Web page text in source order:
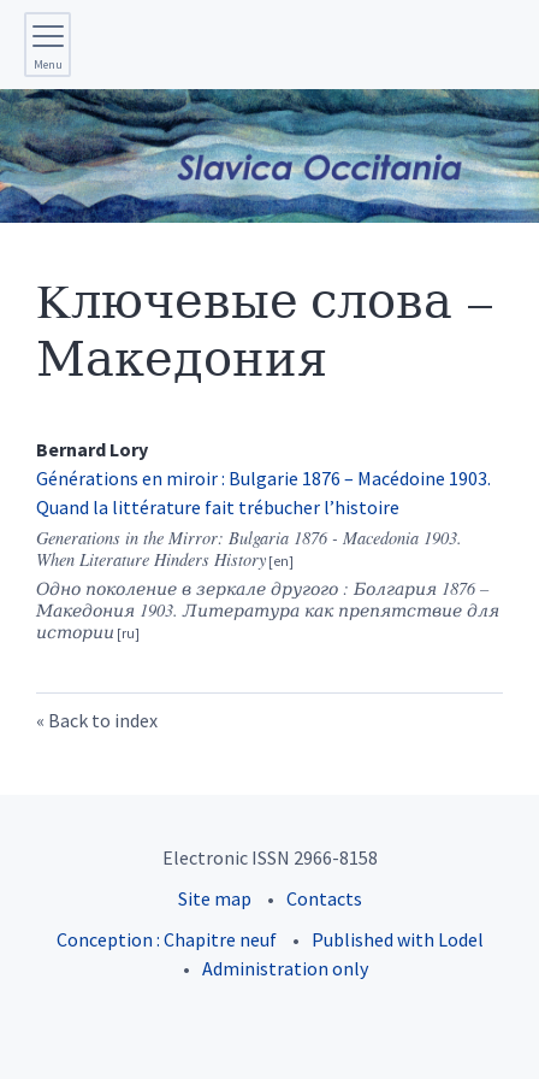
Menu
Kлючевые слова –
Македония
Bernard Lory
Générations en miroir : Bulgarie 1876 – Macédoine 1903.
Quand la littérature fait trébucher l’histoire
Generations in the Mirror: Bulgaria 1876 - Macedonia 1903.
When Literature Hinders History
Одно поколение в зеркале другого : Болгария 1876 –
Македония 1903.Литература как препятствие для
истории
Back to index
Electronic ISSN 2966-8158
Site map
Contacts
Conception : Chapitre neuf
Published with Lodel
Administration only